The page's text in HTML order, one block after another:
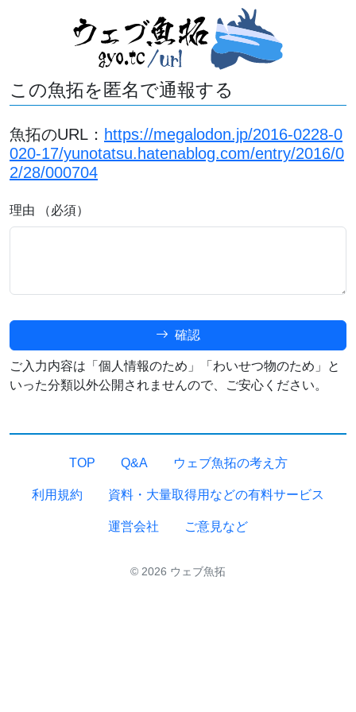
この魚拓を匿名で通報する
魚拓のURL： https://megalodon.jp/2016-0228-0
020-17/yunotatsu.hatenablog.com/entry/2016/0
2/28/000704
理由 （必須）
確認
ご入力内容は「個人情報のため」「わいせつ物のため」と
いった分類以外公開されませんので、ご安心ください。
TOP Q&A ウェブ魚拓の考え方
利用規約 資料・大量取得用などの有料サービス
運営会社 ご意見など
© 2026 ウェブ魚拓